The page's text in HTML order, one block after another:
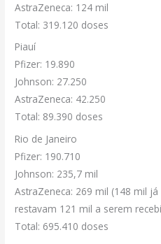
AstraZeneca: 124 mil
Total: 319.120 doses
Piauí
Pfizer: 19.890
Johnson: 27.250
AstraZeneca: 42.250
Total: 89.390 doses
Rio de Janeiro
Pfizer: 190.710
Johnson: 235,7 mil
AstraZeneca: 269 mil (148 mil
restavam 121 mil a serem
Total: 695.410 doses